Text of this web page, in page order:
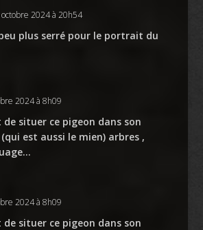
2024 à 20h54
plus serré pour le portrait du
2024 à 8h09
situer ce pigeon dans son
est aussi le mien) arbres ,
2024 à 8h09
situer ce pigeon dans son